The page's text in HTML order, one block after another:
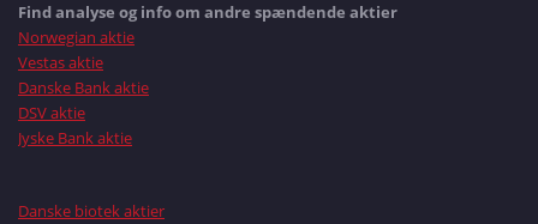
Find analyse og info om andre spændende aktier
Norwegian aktie
Vestas aktie
Danske Bank aktie
DSV aktie
Jyske Bank aktie
Danske biotek aktier